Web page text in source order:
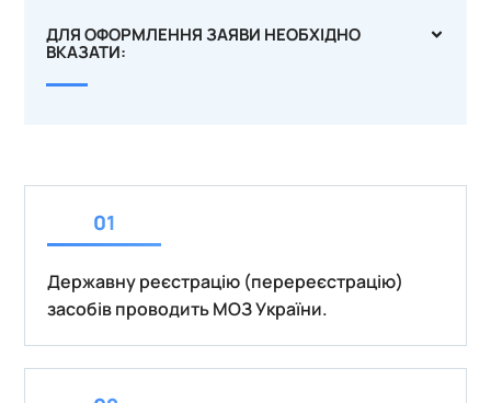
ДЛЯ ОФОРМЛЕННЯ ЗАЯВИ НЕОБХІДНО
ВКАЗАТИ:
Державну реєстрацію (перереєстрацію)
засобів проводить МОЗ України.